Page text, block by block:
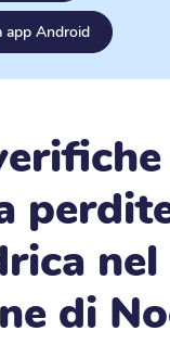
app Android
nel
di